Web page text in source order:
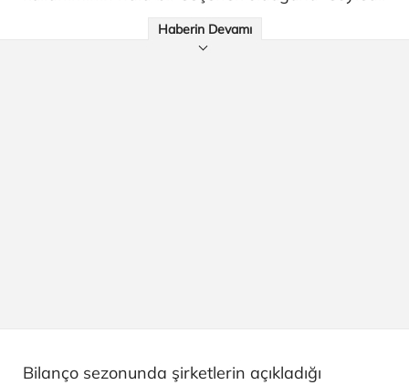
Haberin Devamı
Bilanço sezonunda şirketlerin açıkladığı